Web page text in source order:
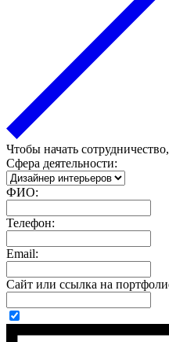
Чтобы начать
Сфера деятельности:
ФИО:
Телефон:
Email:
Сайт или ссылка на